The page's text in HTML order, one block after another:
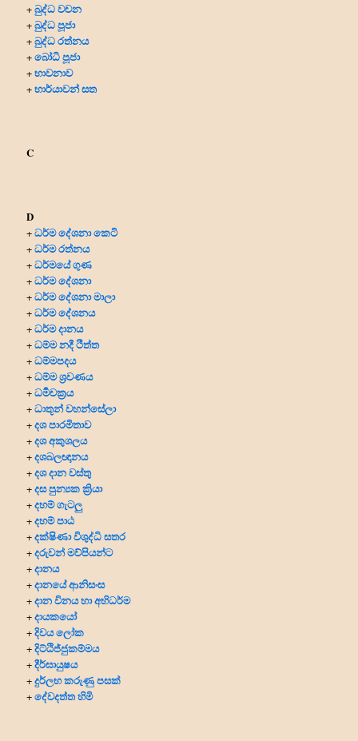
+බුද්ධ වචන
+බුද්ධ පූජා
+බුද්ධ රත්නය
+බෝධි පූජා
+භාවනාව
+භාර්යාවන් සත
C
D
+ධර්ම දේශනා කෙටි
+ධර්ම රත්නය
+ධර්මයේ ගුණ
+ධර්ම දේශනා
+ධර්ම දේශනා මාලා
+ධර්ම දේශනය
+ධර්ම දානය
+ධම්ම නදී ථිත්ත
+ධම්මපදය
+ධම්ම ශ්‍රවණය
+ධර්‍මචක්‍රය
+ධාතූන් වහන්සේලා
+දශ පාරමිතාව
+දශ අකුශලය
+දශබලඥානය
+දශ දාන වස්තු
+දස පුන්‍යක ක්‍රියා
+දහම් ගැටලු
+දහම් පාඨ
+දක්ෂිණා විශුද්ධි සතර
+දරුවන් මව්පියන්ට
+දානය
+දානයේ ආනිසංස
+දාන විනය හා අභිධර්ම
+දායකයෝ
+දිවය ලෝක
+දිට්ඨිජ්ජුකම්මය
+දීර්ඝායුෂය
+දුර්ලභ කරුණු පසක්
+දේවදත්ත හිමි